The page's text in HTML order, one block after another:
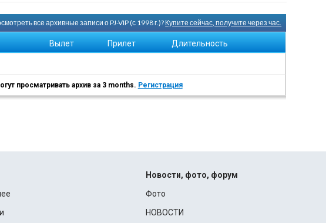
все архивные записи о PJ-VIP (с 1998 г.)?Купите сейчас, получите через час.
Вылет Прилет Длительность
просматривать архив за 3 months. Регистрация
Новости, фото, форум
Фото
НОВОСТИ